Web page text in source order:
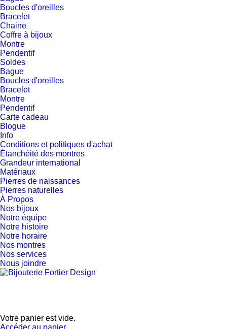
Boucles d'oreilles
Bracelet
Chaine
Coffre à bijoux
Montre
Pendentif
Soldes
Bague
Boucles d'oreilles
Bracelet
Montre
Pendentif
Carte cadeau
Blogue
Info
Conditions et politiques d'achat
Étanchéité des montres
Grandeur international
Matériaux
Pierres de naissances
Pierres naturelles
À Propos
Nos bijoux
Notre équipe
Notre histoire
Notre horaire
Nos montres
Nos services
Nous joindre
Votre panier est vide.
Accéder au panier